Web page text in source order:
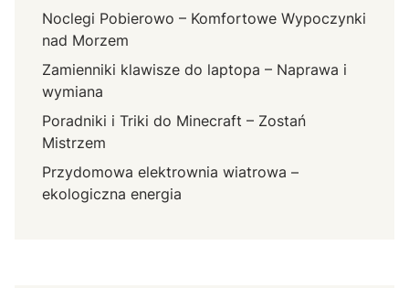
Noclegi Pobierowo – Komfortowe Wypoczynki
nad Morzem
Zamienniki klawisze do laptopa – Naprawa i
wymiana
Poradniki i Triki do Minecraft – Zostań
Mistrzem
Przydomowa elektrownia wiatrowa –
ekologiczna energia